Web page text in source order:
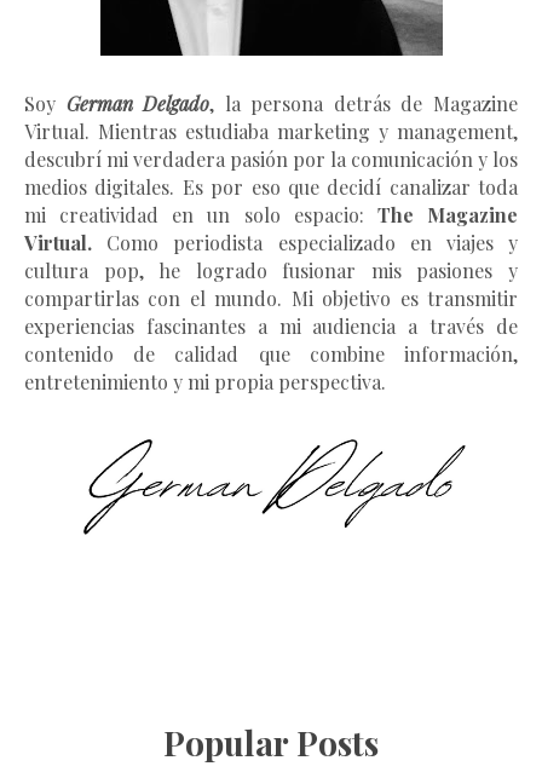
Soy German Delgado, la persona detrás de Magazine
Virtual. Mientras estudiaba marketing y management,
descubrí mi verdadera pasión por la comunicación y los
medios digitales. Es por eso que decidí canalizar toda
mi creatividad en un solo espacio: The Magazine
Virtual. Como periodista especializado en viajes y
cultura pop, he logrado fusionar mis pasiones y
compartirlas con el mundo. Mi objetivo es transmitir
experiencias fascinantes a mi audiencia a través de
contenido de calidad que combine información,
entretenimiento y mi propia perspectiva.
Popular Posts